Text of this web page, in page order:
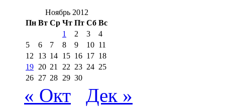
Ноябрь 2012
Пн Вт Ср Чт Пт Сб Вс
1
2 3
4
5
6 7 8 9 10 11
12
13 14 15 16 17 18
19 20 21 22 23 24 25
26 27 28 29 30
« Окт Дек »